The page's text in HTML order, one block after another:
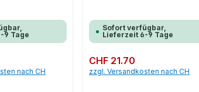
9 Tage
nach CH
Sofort verfügbar,
Lieferzeit 6-9 Tage
Regulärer Preis:
CHF 21.70
zzgl. Versandkosten nach CH